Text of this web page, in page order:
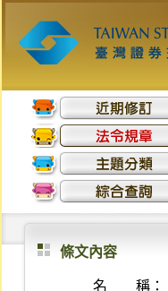
條文內容
名 稱：